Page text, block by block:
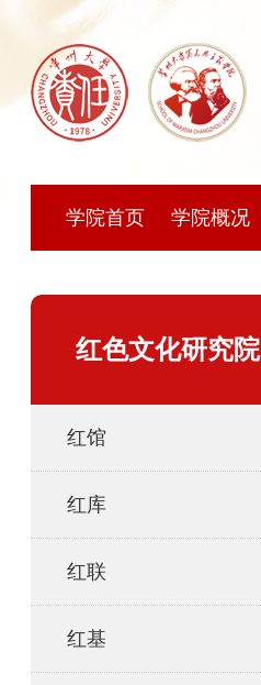
学院首页 学院概况
红色文化研究院
红馆
红库
红联
红基